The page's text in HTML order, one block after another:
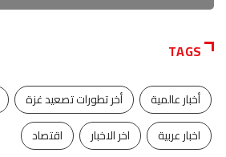
TAGS
أخبار عالمية أخر تطورات تصعيد غزة
اخبار عربية
اخر الاخبار
اقتصاد